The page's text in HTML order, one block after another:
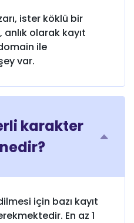
ister köklü bir
olarak kayıt
ile
var.
karakter
için bazı kayıt
En az 1